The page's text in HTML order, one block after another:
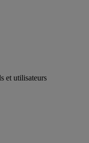
et utilisateurs